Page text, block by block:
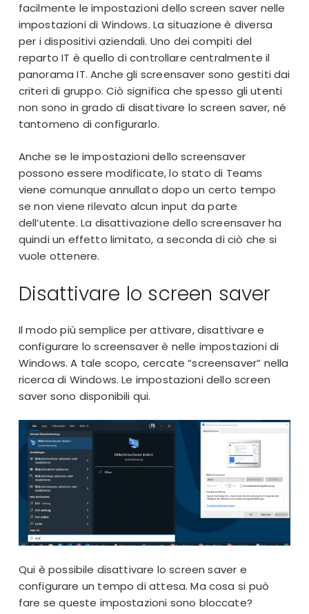
facilmente le impostazioni dello screen saver nelle
impostazioni di Windows. La situazione è diversa
per i dispositivi aziendali. Uno deicompiti del
reparto IT è quello di controllare centralmente il
panorama IT. Anche gli screensaver sono gestiti dai
criteri di gruppo. Ciò significa che spesso gli utenti
non sono in grado di disattivare lo screen saver, né
tantomeno di configurarlo.
Anche se le impostazioni dello screensaver
possono essere modificate, lo stato di Teams
viene comunque annullato dopo un certo tempo
se non viene rilevato alcun input da parte
dell’utente. La disattivazione dello screensaver ha
quindi un effetto limitato, a seconda di ciò che si
vuole ottenere.
Disattivare lo screen saver
Il modo più semplice per attivare, disattivare e
configurare lo screensaver è nelle impostazioni di
Windows. A tale scopo, cercate “screensaver” nella
ricerca di Windows. Le impostazioni dello screen
saver sono disponibili qui.
Qui è possibile disattivare lo screen saver e
configurare un tempo di attesa. Ma cosa si può
fare se queste impostazioni sono bloccate?